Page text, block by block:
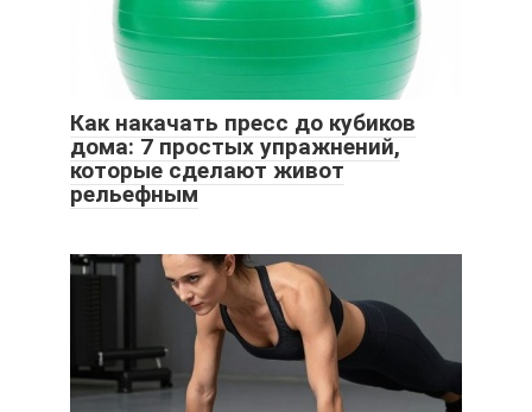
Как накачать пресс до кубиков
дома: 7 простых упражнений,
которые сделают живот
рельефным